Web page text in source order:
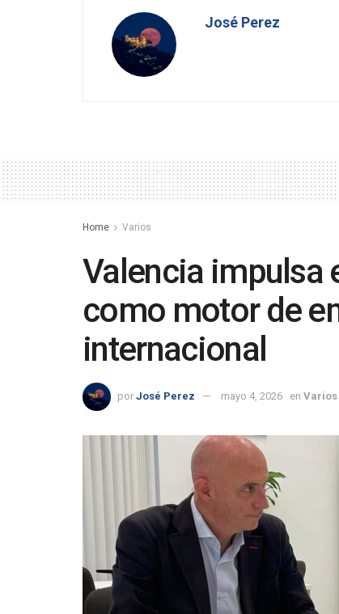
José Perez
Home Varios
Valencia impulsa
como motor de
internacional
por José Perez mayo 4, 2026 en Varios